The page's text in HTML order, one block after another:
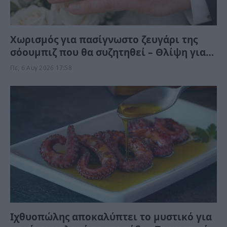
Χωρισμός για πασίγνωστο ζευγάρι της
σόουμπιζ που θα συζητηθεί – Θλίψη για
την κόρη ευρωβουλευτή
Πε, 6 Αυγ 2026 17:58
Ιχθυοπώλης αποκαλύπτει το μυστικό για